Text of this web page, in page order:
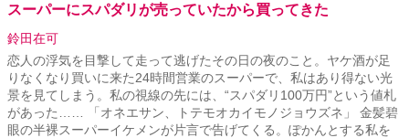
スーパーにスパダリが売っていたから買ってきた
鈴田在可
恋人の浮気を目撃して走って逃げたその日の夜のこと。ヤケ酒が足
りなくなり買いに来た24時間営業のスーパーで、私はあり得ない光
景を見てしまう。私の視線の先には、“スパダリ100万円”という値札
があった…… 「オネエサン、トテモオカイモノジョウズネ」 金髪碧
眼の半裸スーパーイケメンが片言で告げてくる。ぽかんとする私を